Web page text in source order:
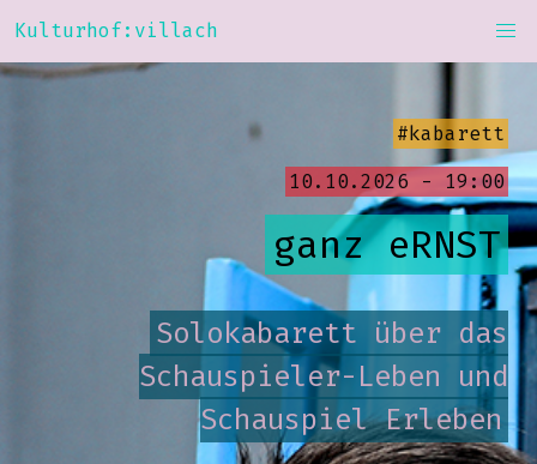
Kulturhof:villach
#kabarett
10.10.2026 - 19:00
ganz eRNST
Solokabarett über das
Schauspieler-Leben und
Schauspiel Erleben